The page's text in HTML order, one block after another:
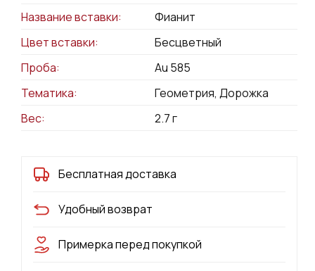
Название вставки:
Фианит
Цвет вставки:
Бесцветный
Проба:
Au 585
Тематика:
Геометрия, Дорожка
Вес:
2.7г
Бесплатная доставка
Удобный возврат
Примерка перед покупкой